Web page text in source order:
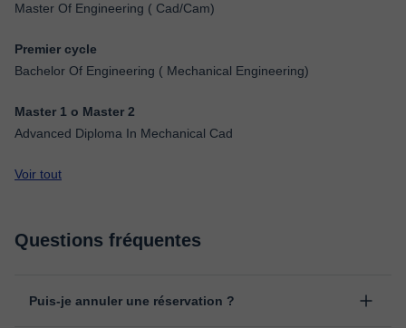
Master Of Engineering ( Cad/Cam)
Premier cycle
Bachelor Of Engineering ( Mechanical Engineering)
Master 1 o Master 2
Advanced Diploma In Mechanical Cad
Voir tout
Questions fréquentes
Puis-je annuler une réservation ?